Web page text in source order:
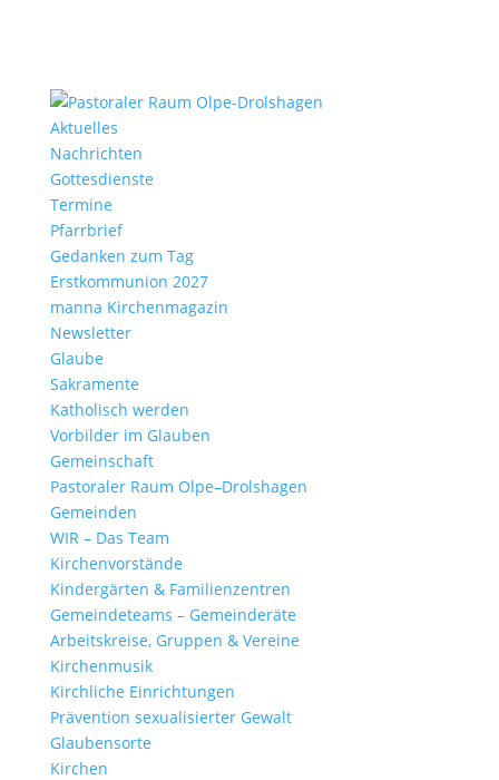
Aktu­elles
Nach­richten
Gottes­dienste
Termine
Pfarr­brief
Gedanken zum Tag
Erst­kom­mu­nion 2027
manna Kirchen­ma­gazin
News­letter
Glaube
Sakra­mente
Katho­lisch werden
Vorbilder im Glauben
Gemein­schaft
Pasto­raler Raum Olpe–Drolshagen
Gemeinden
WIR – Das Team
Kirchen­vor­stände
Kinder­gärten & Familienzentren
Gemein­de­teams – Gemeinderäte
Arbeits­kreise, Gruppen & Vereine
Kirchen­musik
Kirch­liche Einrichtungen
Präven­tion sexua­li­sierter Gewalt
Glau­ben­s­orte
Kirchen